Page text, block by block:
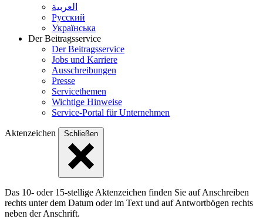
العربية
Русский
Українська
Der Beitragsservice
Der Beitragsservice
Jobs und Karriere
Ausschreibungen
Presse
Servicethemen
Wichtige Hinweise
Service-Portal für Unternehmen
Aktenzeichen Schließen
Das 10- oder 15-stellige Akten­zeichen finden Sie auf Anschreiben
rechts unter dem Datum oder im Text und auf Antwort­bögen rechts
neben der Anschrift.